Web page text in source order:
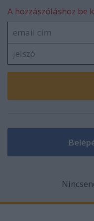
A hozzászóláshoz be